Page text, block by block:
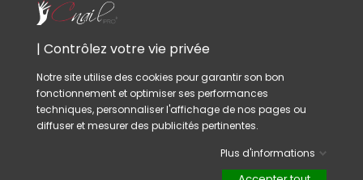
Utilisez un bâtonnet en bois d'oranger ou
pincette nail-art, ces outils sont idéals pour
poser les stickers avec précision et plus de
facilité.
VOUS AIMEREZ AUSSI
| Contrôlez votre vie privée
Notre site utilise des cookies pour garantir son bon
fonctionnement et optimiser ses performances
techniques, personnaliser l'affichage de nos pages ou
diffuser et mesurer des publicités pertinentes.
Plus d'informations